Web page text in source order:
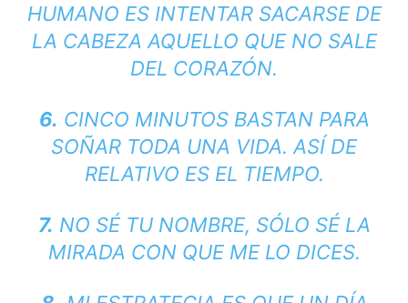
HUMANO ES INTENTAR SACARSE DE
LA CABEZA AQUELLO QUE NO SALE
DEL CORAZÓN.
6. CINCO MINUTOS BASTAN PARA
SOÑAR TODA UNA VIDA. ASÍ DE
RELATIVO ES EL TIEMPO.
7. NO SÉ TU NOMBRE, SÓLO SÉ LA
MIRADA CON QUE ME LO DICES.